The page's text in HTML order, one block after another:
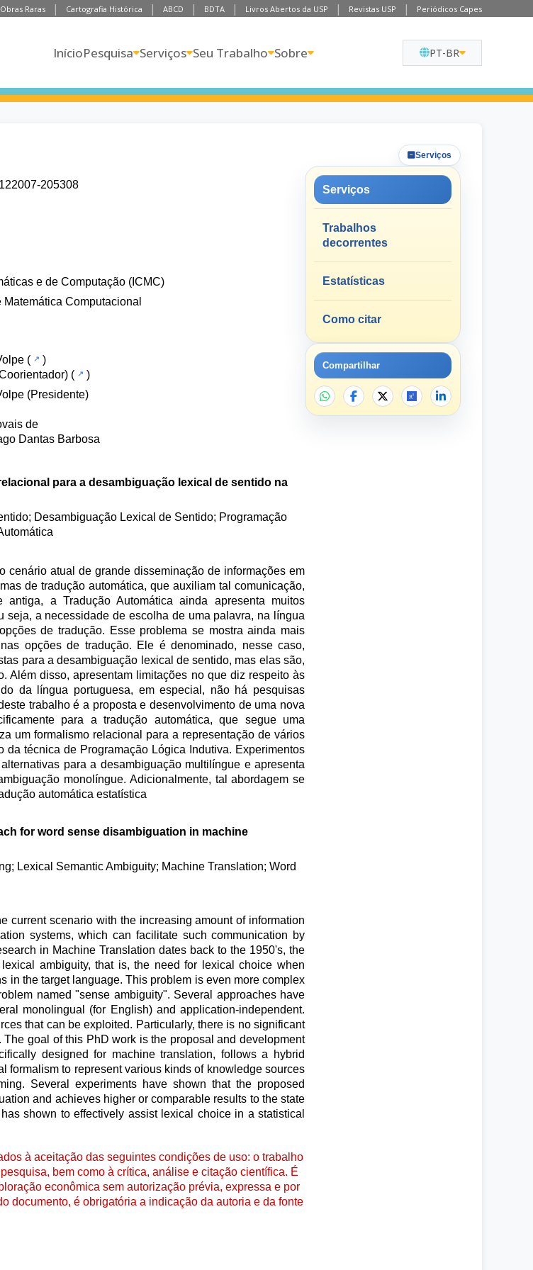
Obras Raras Cartografia Histórica ABCD BDTA Livros Abertos da USP Revistas USP Periódicos Capes
InícioPesquisa Serviços Seu Trabalho Sobre PT-BR
205308
e de Computação (ICMC)
Computacional
(
)
(
)
(Presidente)
de
Dantas Barbosa
para a desambiguação lexical de sentido na
Desambiguação Lexical de Sentido; Programação
cenário atual de grande disseminação de informações em
de tradução automática, que auxiliam tal comunicação,
a Tradução Automática ainda apresenta muitos
a necessidade de escolha de uma palavra, na língua
de tradução. Esse problema se mostra ainda mais
opções de tradução. Ele é denominado, nesse caso,
para a desambiguação lexical de sentido, mas elas são,
Além disso, apresentam limitações no que diz respeito às
da língua portuguesa, em especial, não há pesquisas
trabalho é a proposta e desenvolvimento de uma nova
para a tradução automática, que segue uma
um formalismo relacional para a representação de vários
técnica de Programação Lógica Indutiva. Experimentos
para a desambiguação multilíngue e apresenta
monolíngue. Adicionalmente, tal abordagem se
automática estatística
for word sense disambiguation in machine
Lexical Semantic Ambiguity; Machine Translation; Word
current scenario with the increasing amount of information
systems, which can facilitate such communication by
in Machine Translation dates back to the 1950's, the
ambiguity, that is, the need for lexical choice when
in the target language. This problem is even more complex
named "sense ambiguity". Several approaches have
monolingual (for English) and application-independent.
that can be exploited. Particularly, there is no significant
goal of this PhD work is the proposal and development
designed for machine translation, follows a hybrid
formalism to represent various kinds of knowledge sources
Several experiments have shown that the proposed
and achieves higher or comparable results to the state
shown to effectively assist lexical choice in a statistical
à aceitação das seguintes condições de uso: o trabalho
bem como à crítica, análise e citação científica. É
econômica sem autorização prévia, expressa e por
documento, é obrigatória a indicação da autoria e da fonte
Serviços
Serviços
Trabalhos
decorrentes
Estatísticas
Como citar
Compartilhar